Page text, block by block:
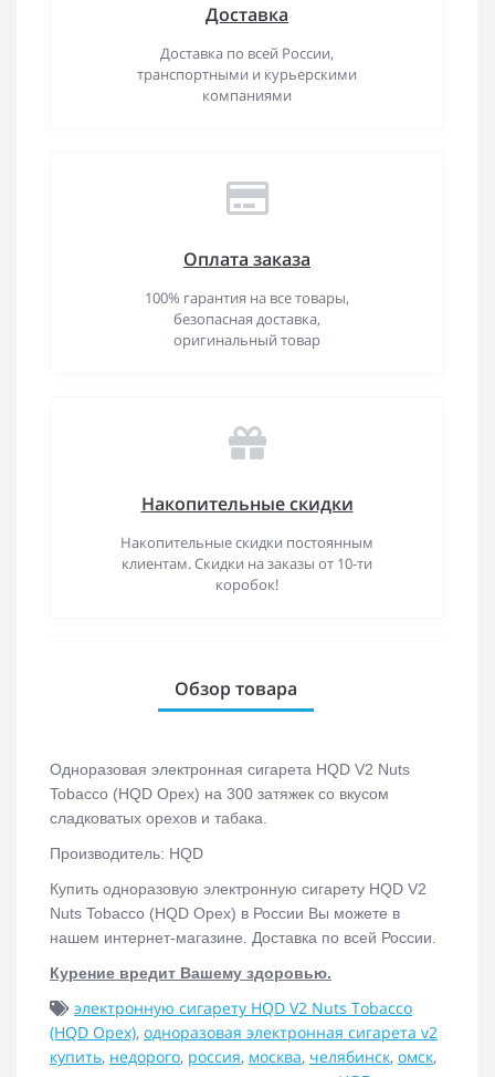
Доставка
Доставка по всей России,
транспортными и курьерскими
компаниями
Оплата заказа
100% гарантия на все товары,
безопасная доставка,
оригинальный товар
Накопительные скидки
Накопительные скидки постоянным
клиентам. Скидки на заказы от 10-ти
коробок!
Обзор товара
Одноразовая электронная сигарета HQD V2 Nuts
Tobacco (HQD Орех) на 300 затяжек со вкусом
сладковатых орехов и табака.
Производитель: HQD
Купить одноразовую электронную сигарету HQD V2
Nuts Tobacco (HQD Орех) в России Вы можете в
нашем интернет-магазине. Доставка по всей России.
Курение вредит Вашему здоровью.
электронную сигарету HQD V2 Nuts Tobacco
(HQD Орех), одноразовая электронная сигарета v2
купить, недорого, россия, москва, челябинск, омск,